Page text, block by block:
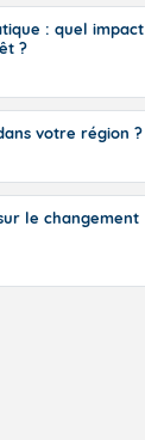
: quel impact
?
votre région ?
le changement